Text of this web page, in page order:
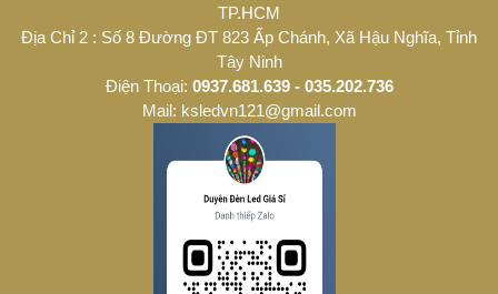
TP.HCM
Địa Chỉ 2 : Số 8 Đường ĐT 823 Ấp Chánh, Xã Hậu Nghĩa, Tỉnh
Tây Ninh
Điện Thoại: 0937.681.639 - 035.202.736
Mail: ksledvn121@gmail.com